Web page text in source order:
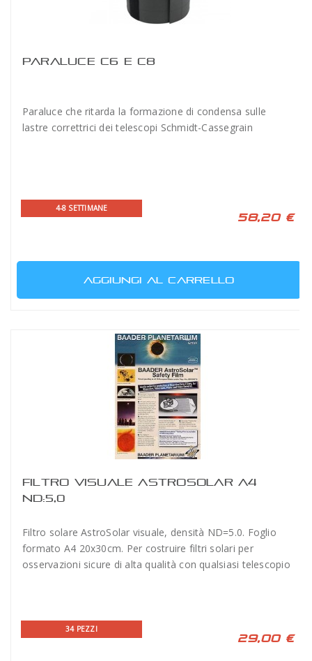
PARALUCE C6 E C8
Paraluce che ritarda la formazione di condensa sulle
lastre correttrici dei telescopi Schmidt-Cassegrain
4-8 SETTIMANE
58,20 €
AGGIUNGI AL CARRELLO
FILTRO VISUALE ASTROSOLAR A4
ND:5,0
Filtro solare AstroSolar visuale, densità ND=5.0. Foglio
formato A4 20x30cm. Per costruire filtri solari per
osservazioni sicure di alta qualità con qualsiasi telescopio
34 PEZZI
29,00 €